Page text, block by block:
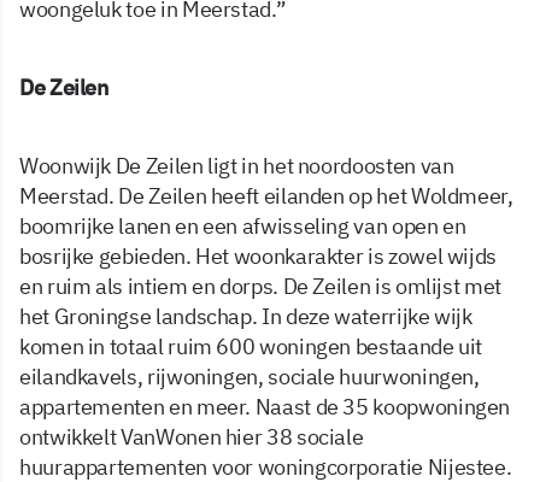
woongeluk toe in Meerstad.”
De Zeilen
Woonwijk De Zeilen ligt in het noordoosten van
Meerstad. De Zeilen heeft eilanden op het Woldmeer,
boomrijke lanen en een afwisseling van open en
bosrijke gebieden. Het woonkarakter is zowel wijds
en ruim als intiem en dorps. De Zeilen is omlijst met
het Groningse landschap. In deze waterrijke wijk
komen in totaal ruim 600 woningen bestaande uit
eilandkavels, rijwoningen, sociale huurwoningen,
appartementen en meer. Naast de 35 koopwoningen
ontwikkelt VanWonen hier 38 sociale
huurappartementen voor woningcorporatie Nijestee.